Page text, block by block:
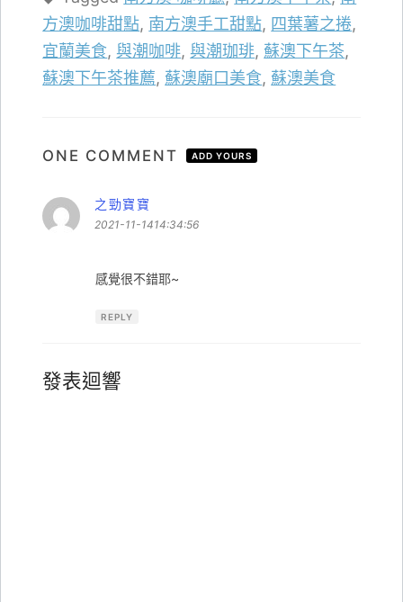
方澳咖啡甜點, 南方澳手工甜點, 四葉薯之捲,
宜蘭美食,與潮咖啡,與潮珈琲, 蘇澳下午茶,
蘇澳下午茶推薦, 蘇澳廟口美食, 蘇澳美食
ONE COMMENT ADD YOURS
之勁寶寶
示:
2021-11-1414:34:56
感覺很不錯耶~
REPLY
發表迴響